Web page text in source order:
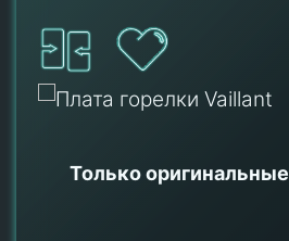
Только оригинальные